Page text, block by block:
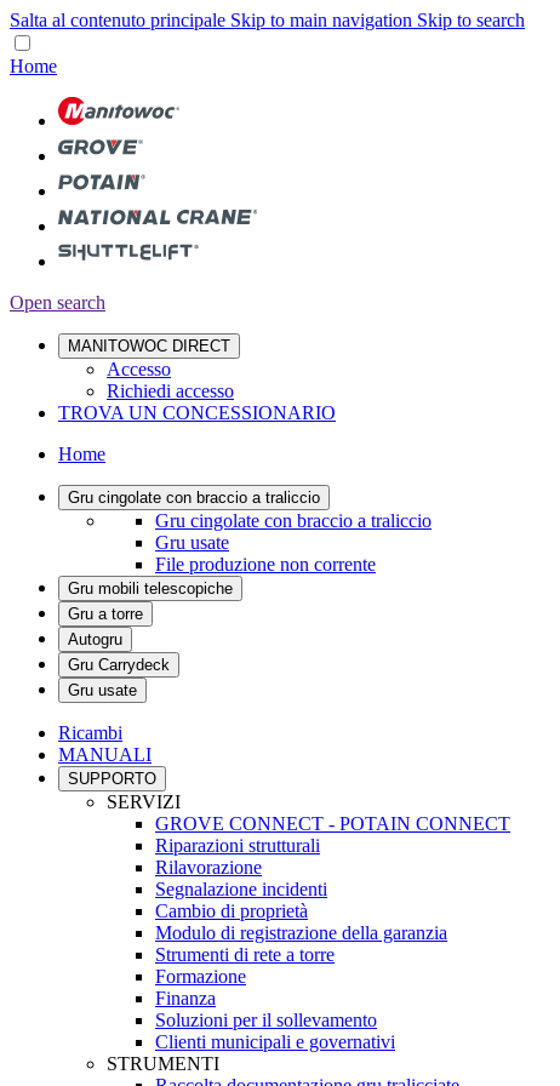
Salta al contenuto principale Skip to main navigation Skip to search
Home
Open search
MANITOWOC DIRECT
Accesso
Richiedi accesso
TROVA UN CONCESSIONARIO
Home
Gru cingolate con braccio a traliccio
Gru cingolate con braccio a traliccio
Gru usate
File produzione non corrente
Gru mobili telescopiche
Gru a torre
Autogru
Gru Carrydeck
Gru usate
Ricambi
MANUALI
SUPPORTO
SERVIZI
GROVE CONNECT - POTAIN CONNECT
Riparazioni strutturali
Rilavorazione
Segnalazione incidenti
Cambio di proprietà
Modulo di registrazione della garanzia
Strumenti di rete a torre
Formazione
Finanza
Soluzioni per il sollevamento
Clienti municipali e governativi
STRUMENTI